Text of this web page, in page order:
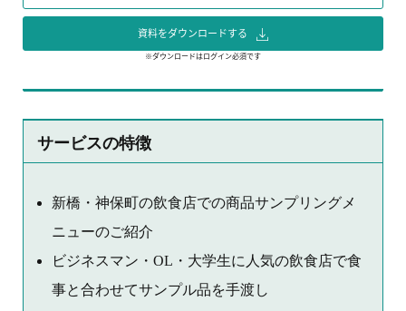
資料をダウンロードする
※ダウンロードはログイン必須です
サービスの特徴
新橋・神保町の飲食店での商品サンプリングメ
ニューのご紹介
ビジネスマン・OL・大学生に人気の飲食店で食
事と合わせてサンプル品を手渡し